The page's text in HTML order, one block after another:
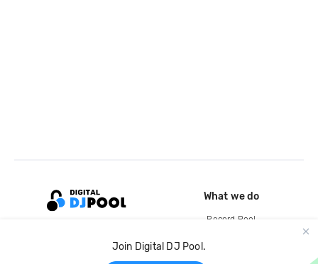
Join Digital DJ Pool.
What we do
Record Pool